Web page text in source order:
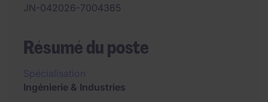
JN-042026-7004365
Résumé du poste
Ingénierie & Industries